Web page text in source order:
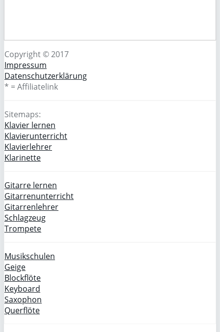
Copyright © 2017
Impressum
Datenschutzerklärung
* = Affiliatelink
Sitemaps:
Klavier lernen
Klavierunterricht
Klavierlehrer
Klarinette
Gitarre lernen
Gitarrenunterricht
Gitarrenlehrer
Schlagzeug
Trompete
Musikschulen
Geige
Blockflöte
Keyboard
Saxophon
Querflöte